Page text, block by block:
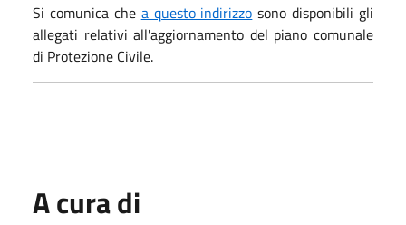
Si comunica che a questo indirizzo sono disponibili gli
allegati relativi all'aggiornamento del piano comunale
di Protezione Civile.
A cura di